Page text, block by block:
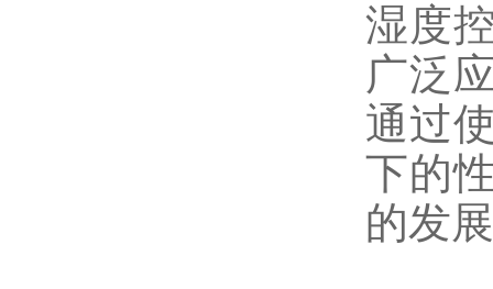
湿度
广泛
通过
下的
的发